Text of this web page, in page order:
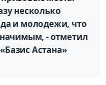
несколько
и молодежи, что
- отметил
Астана»